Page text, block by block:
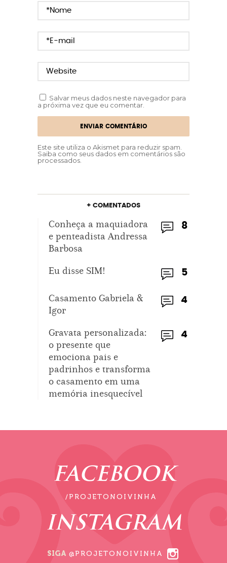
Salvar meus dados neste navegador para
a próxima vez que eu comentar.
Este site utiliza o Akismet para reduzir spam.
Saiba como seus dados em comentários são
processados
+ COMENTADOS
8
Conheça a maquiadora
e penteadista Andressa
Barbosa
5
Eu disse SIM!
4
Casamento Gabriela &
Igor
4
Gravata personalizada:
o presente que
emociona pais e
padrinhos e transforma
o casamento em uma
memória inesquecível
FACEBOOK
/PROJETONOIVINHA
INSTAGRAM
SIGA @PROJETONOIVINHA